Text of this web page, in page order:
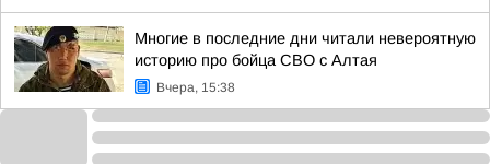
Многие в последние дни читали невероятную
историю про бойца СВО с Алтая
Вчера, 15:38